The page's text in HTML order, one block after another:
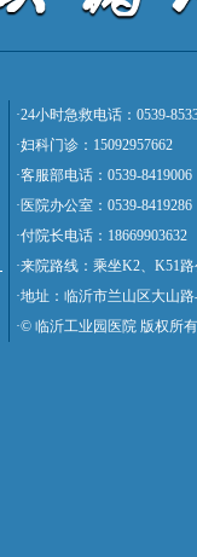
·24小时急救电话：0539-
·妇科门诊：15092957662
·客服部电话：0539-8419006
·医院办公室：0539-8419286
·付院长电话：18669903632
·来院路线：乘坐K2、K51
·地址：临沂市兰山区大山
·© 临沂工业园医院 版权所